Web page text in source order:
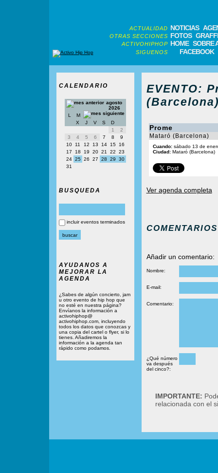
ACTUALIDAD NOTICIAS
OTRAS SECCIONES FOTOS
ACTIVOHIPHOP HOME SOBRE
SIGUENOS FACEBOOK
CALENDARIO
agosto
2026
L
M
X
J V S
D
1
2
3
4 5 6 7 8
9
10
11 12 13 14 15
16
17
18 19 20 21 22
23
24 25 26 27 28 29
30
31
BUSQUEDA
incluir eventos terminados
AYUDANOS A
MEJORAR LA
AGENDA
¿Sabes de algún concierto, jam
u otro evento de hip hop que
no esté en nuestra página?
Envíanos la información a
activohiphop@
activohiphop.com, incluyendo
todos los datos que conozcas y
una copia del cartel o flyer, si lo
tienes. Añadiremos la
información a la agenda tan
rápido como podamos.
EVENTO:
Prome
Mataró (Barcelona)
Cuando:sábado 13 de
Ciudad:Mataró (Barcelona)
Ver agenda completa
COMENTARIOS
Añadir un comentario:
Nombre:
E-mail:
Comentario:
¿Qué número
va después
del cinco?:
IMPORTANTE:
relacionada con el